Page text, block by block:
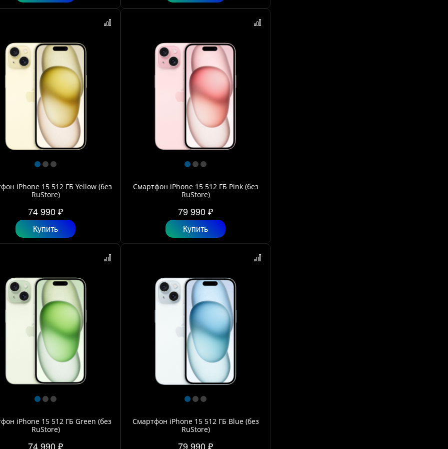
iPhone 15 512 ГБ Yellow (без
RuStore)
74 990 ₽
Купить
Смартфон iPhone 15 512 ГБ Pink (без
RuStore)
79 990 ₽
Купить
iPhone 15 512 ГБ Green (без
RuStore)
74 990 ₽
Смартфон iPhone 15 512 ГБ Blue (без
RuStore)
79 990 ₽